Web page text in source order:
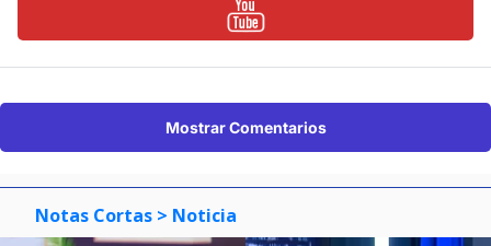
Mostrar Comentarios
Notas Cortas > Noticia